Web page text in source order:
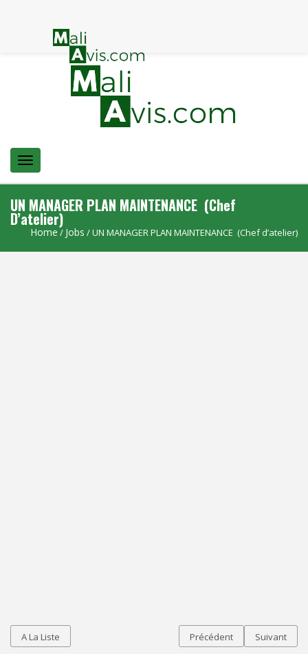
Menu
UN MANAGER PLAN MAINTENANCE (Chef
D’atelier)
Home / Jobs / UN MANAGER PLAN MAINTENANCE (Chef d’atelier)
A La Liste Précédent Suivant